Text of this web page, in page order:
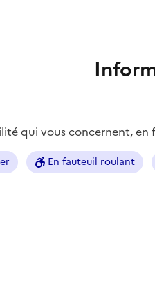
qui vous concernent,
En fauteuil roulant